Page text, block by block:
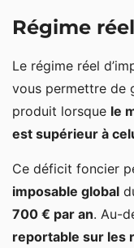
Régime
Le régime réel
vous permettre de
produit lorsque le
est supérieur à
Ce déficit foncier
imposable global
700 € par an. Au-
reportable sur les